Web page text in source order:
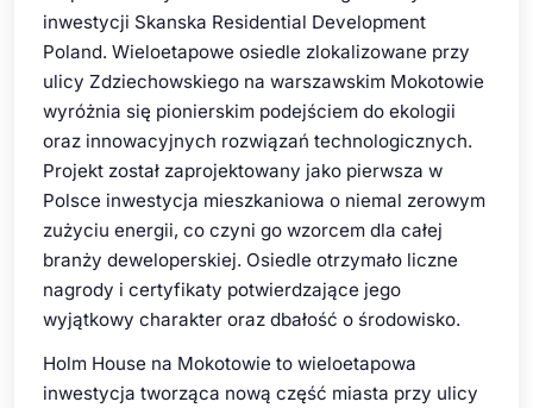
inwestycji Skanska Residential Development
Poland. Wieloetapowe osiedle zlokalizowane przy
ulicy Zdziechowskiego na warszawskim Mokotowie
wyróżnia się pionierskim podejściem do ekologii
oraz innowacyjnych rozwiązań technologicznych.
Projekt został zaprojektowany jako pierwsza w
Polsce inwestycja mieszkaniowa o niemal zerowym
zużyciu energii, co czyni go wzorcem dla całej
branży deweloperskiej. Osiedle otrzymało liczne
nagrody i certyfikaty potwierdzające jego
wyjątkowy charakter oraz dbałość o środowisko.
Holm House na Mokotowie to wieloetapowa
inwestycja tworząca nową część miasta przy ulicy